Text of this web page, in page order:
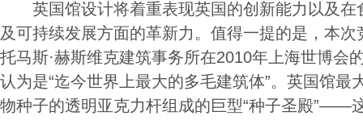
英国馆设计将着重表现英国的创新能力以及在
及可持续发展方面的革新力。值得一提的是，本
托马斯·赫斯维克建筑事务所在2010年上海世博会
认为是“迄今世界上最大的多毛建筑体”。英国馆最
物种子的透明亚克力杆组成的巨型“种子圣殿”——